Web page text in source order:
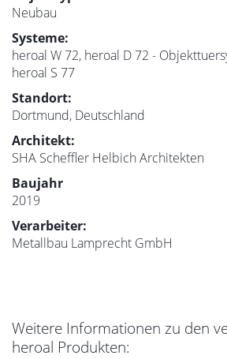
Neubau
Systeme:
heroal W 72, heroal D 72 -
heroal S 77
Standort:
Dortmund, Deutschland
Architekt:
SHA Scheffler Helbich Architekten
Baujahr
2019
Verarbeiter:
Metallbau Lamprecht GmbH
Weitere Informationen zu den
heroal Produkten: